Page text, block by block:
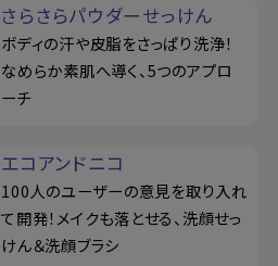
さらさらパウダーせっけん
ボディの汗や皮脂をさっぱり洗浄！
なめらか素肌へ導く、5つのアプロ
ーチ
エコアンドニコ
100人のユーザーの意見を取り入れ
て開発！メイクも落とせる、洗顔せっ
けん＆洗顔ブラシ